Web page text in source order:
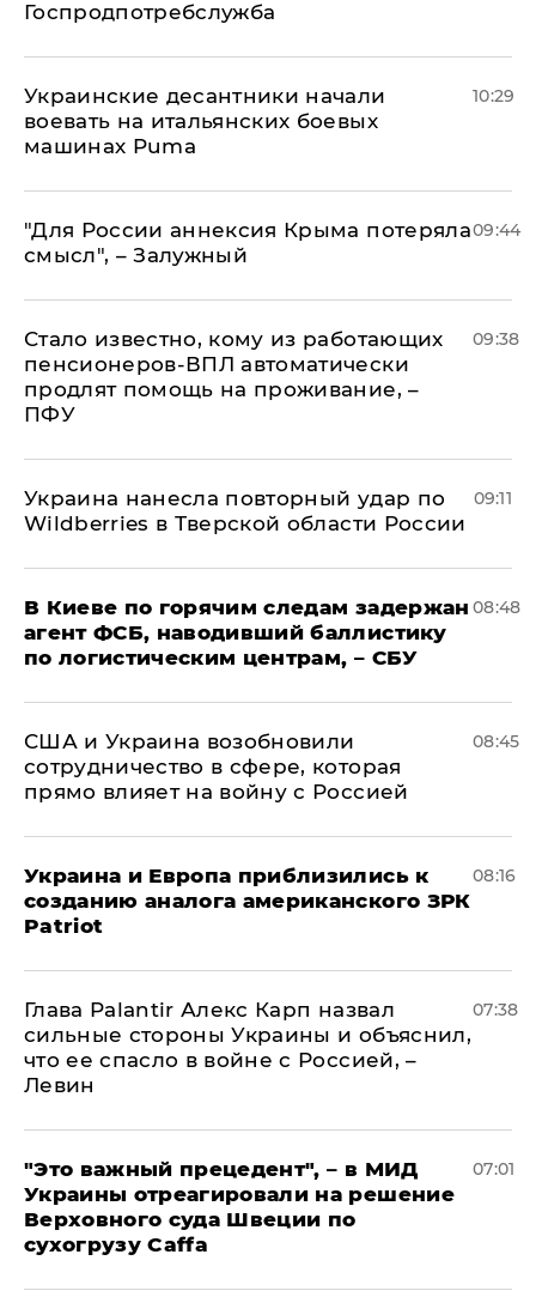
Госпродпотребслужба
Украинские десантники начали
воевать на итальянских боевых
машинах Puma
10:29
"Для России аннексия Крыма потеряла
смысл", – Залужный
09:44
Стало известно, кому из работающих
пенсионеров-ВПЛ автоматически
продлят помощь на проживание, –
ПФУ
09:38
Украина нанесла повторный удар по
Wildberries в Тверской области России
09:11
В Киеве по горячим следам задержан
агент ФСБ, наводивший баллистику
по логистическим центрам, – СБУ
08:48
США и Украина возобновили
сотрудничество в сфере, которая
прямо влияет на войну с Россией
08:45
Украина и Европа приблизились к
созданию аналога американского ЗРК
Patriot
08:16
Глава Palantir Алекс Карп назвал
сильные стороны Украины и объяснил,
что ее спасло в войне с Россией, –
Левин
07:38
"Это важный прецедент", – в МИД
Украины отреагировали на решение
Верховного суда Швеции по
сухогрузу Caffa
07:01